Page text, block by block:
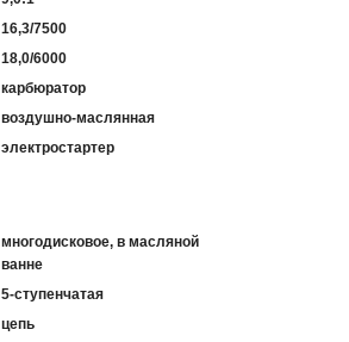
16,3/7500
18,0/6000
карбюратор
воздушно-маслянная
электростартер
многодисковое, в масляной
ванне
5-ступенчатая
цепь